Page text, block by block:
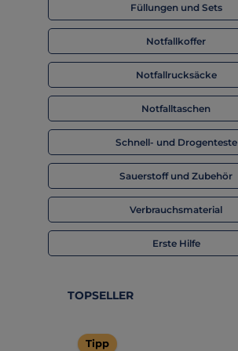
Füllungen und Sets
Notfallkoffer
Notfallrucksäcke
Notfalltaschen
Schnell- und Drogenteste
Sauerstoff und Zubehör
Verbrauchsmaterial
Erste Hilfe
Produktgalerie überspringen
TOPSELLER
Tipp